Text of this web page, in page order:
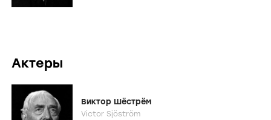
Актеры
Виктор Шёстрём
Victor Sjöström